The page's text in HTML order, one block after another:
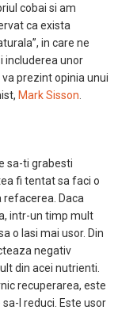
cobai si am
ca exista
in care ne
includerea unor
prezint opinia unui
Mark Sisson
sa-ti grabesti
fi tentat sa faci o
Daca
intr-un timp mult
o lasi mai usor. Din
negativ
din acei nutrienti.
recuperarea, este
l reduci. Este usor